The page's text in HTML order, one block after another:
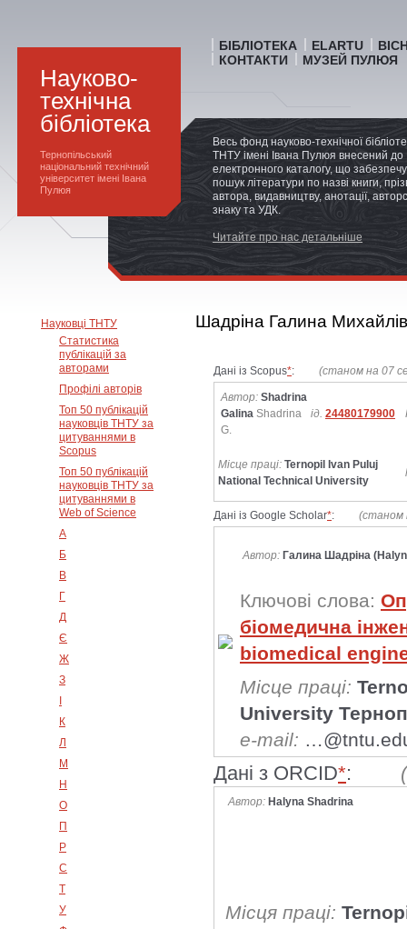
Науково-
технічна
бібліотека
Тернопільський
національний технічний
університет імені Івана
Пулюя
БІБЛІОТЕКА ELARTU
КОНТАКТИ
МУЗЕЙ ПУЛЮЯ
Весь фонд науково-технічної
ТНТУ імені Івана Пулюя внесений до
електронного каталогу, що
пошук літератури по назві книги,
автора, видавництву, анотації,
знаку та УДК.
Читайте про нас детальніше
Науковці ТНТУ
Статистика
публікацій за
авторами
Профілі авторів
Топ 50 публікацій
науковців ТНТУ за
цитуваннями в
Scopus
Топ 50 публікацій
науковців ТНТУ за
цитуваннями в
Web of Science
А
Б
В
Г
Д
Є
Ж
З
К
Л
М
Н
О
П
Р
С
Т
У
Шадріна Галина
Дані із Scopus*: (станом на 07
Автор: Shadrina
Galina Shadrina
G.
ід. 24480179900
Місце праці: Ternopil Ivan Puluj
National Technical University
Дані із Google Scholar*: (станом
Автор: Галина Шадріна
Ключові слова:
біомедична
biomedical
Місце праці:
University
e-mail:
Дані з ORCID*:
Автор: Halyna Shadrina
Місця праці: